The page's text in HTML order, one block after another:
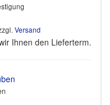
Versand